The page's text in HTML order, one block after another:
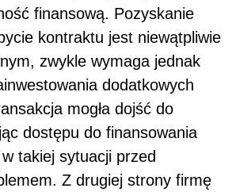
finansową. Pozyskanie
kontraktu jest niewątpliwie
zwykle wymaga jednak
dodatkowych
mogła dojść do
dostępu do finansowania
takiej sytuacji przed
Z drugiej strony firmę